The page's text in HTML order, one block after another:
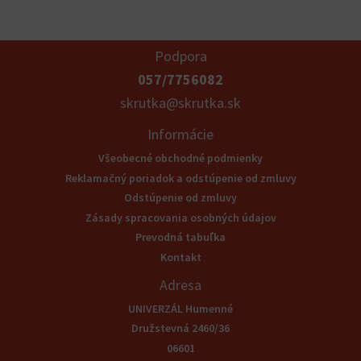
Podpora
057/7756082
skrutka@skrutka.sk
Informácie
Všeobecné obchodné podmienky
Reklamačný poriadok a odstúpenie od zmluvy
Odstúpenie od zmluvy
Zásady spracovania osobných údajov
Prevodná tabuľka
Kontakt
Adresa
UNIVERZÁL Humenné
Družstevná 2460/36
06601